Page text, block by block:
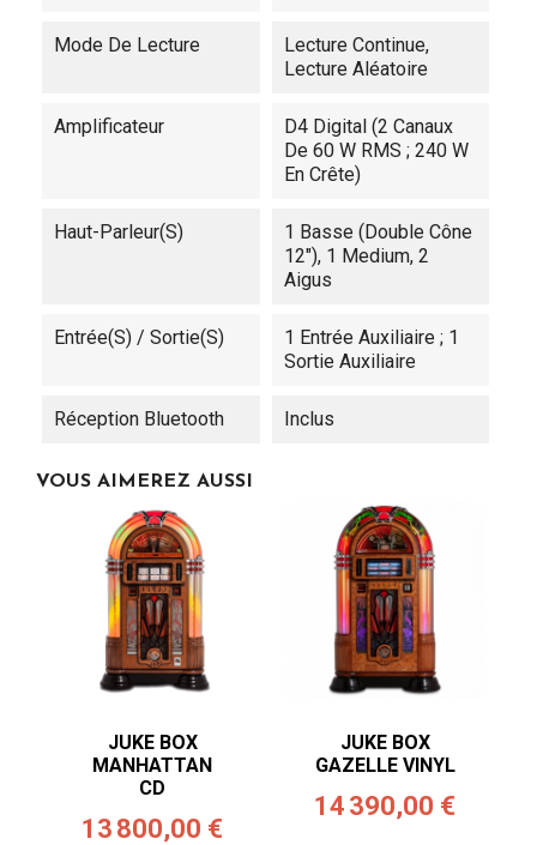
Mode De Lecture
Lecture Continue,
Lecture Aléatoire
Amplificateur
D4 Digital (2 Canaux
De 60 W RMS ; 240 W
En Crête)
Haut-Parleur(s)
1 Basse (Double Cône
12"), 1 Medium, 2
Aigus
Entrée(s) / Sortie(s)
1 Entrée Auxiliaire ; 1
Sortie Auxiliaire
Réception Bluetooth Inclus
VOUS AIMEREZ AUSSI
JUKE BOX
MANHATTAN
CD
13 800,00 €
JUKE BOX
GAZELLE VINYL
14 390,00 €